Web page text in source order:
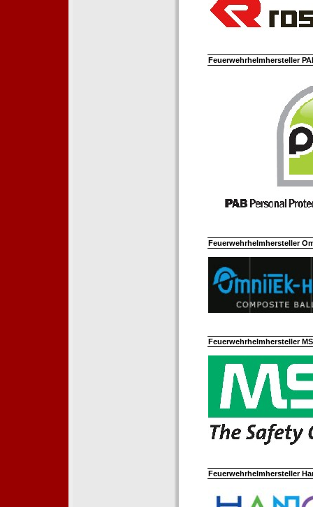
Feuerwehrhelmhersteller
Feuerwehrhelmhersteller
Feuerwehrhelmhersteller
Feuerwehrhelmhersteller